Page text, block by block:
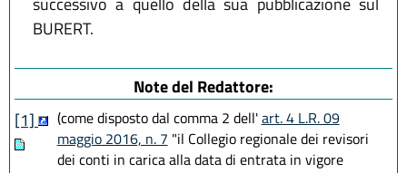
BURERT.
Note del Redattore:
[1]
(come disposto dal comma 2 dell'art. 4 L.R. 09
maggio 2016, n. 7 "il Collegio regionale dei revisori
dei conti in carica alla data di entrata in vigore